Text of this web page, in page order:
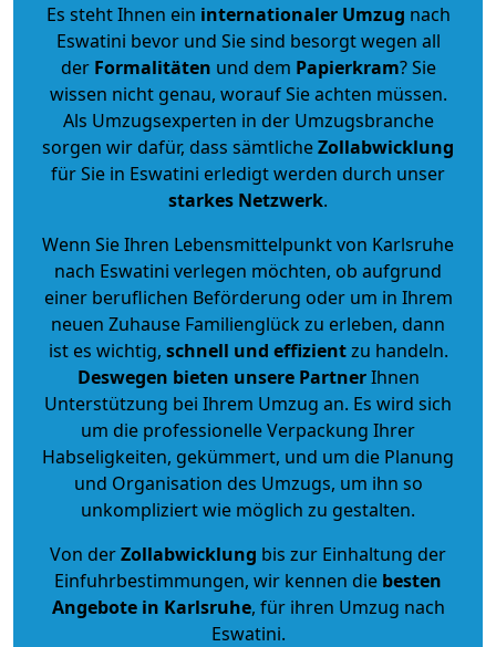
Es steht Ihnen ein internationaler Umzug nach
Eswatini bevor und Sie sind besorgt wegen all
der Formalitäten und dem Papierkram? Sie
wissen nicht genau, worauf Sie achten müssen.
Als Umzugsexperten in der Umzugsbranche
sorgen wir dafür, dass sämtlicheZollabwicklung
für Sie in Eswatini erledigt werden durch unser
starkes Netzwerk.
Wenn Sie Ihren Lebensmittelpunkt von Karlsruhe
nach Eswatini verlegen möchten, ob aufgrund
einer beruflichen Beförderung oder um in Ihrem
neuen Zuhause Familienglück zu erleben, dann
ist es wichtig, schnell und effizientzu handeln.
Deswegen bieten unsere PartnerIhnen
Unterstützung bei Ihrem Umzug an. Es wird sich
um die professionelle Verpackung Ihrer
Habseligkeiten, gekümmert, und um die Planung
und Organisation des Umzugs, um ihn so
unkompliziert wie möglich zu gestalten.
Von derZollabwicklung bis zur Einhaltung der
Einfuhrbestimmungen, wir kennen die besten
Angebote in Karlsruhe, für ihren Umzug nach
Eswatini.